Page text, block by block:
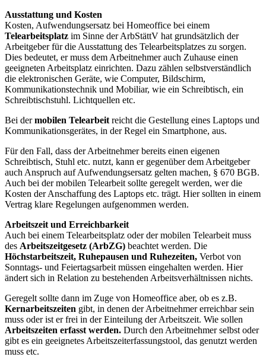
Ausstattung und Kosten
Kosten, Aufwendungsersatz bei Homeoffice bei einem
Telearbeitsplatz im Sinne der ArbStättV hat grundsätzlich der
Arbeitgeber für die Ausstattung des Telearbeitsplatzes zu sorgen.
Dies bedeutet, er muss dem Arbeitnehmer auch Zuhause einen
geeigneten Arbeitsplatz einrichten. Dazu zählen selbstverständlich
die elektronischen Geräte, wie Computer, Bildschirm,
Kommunikationstechnik und Mobiliar, wie ein Schreibtisch, ein
Schreibtischstuhl. Lichtquellen etc.
Bei dermobilen Telearbeit reicht die Gestellung eines Laptops und
Kommunikationsgerätes, in der Regel ein Smartphone, aus.
Für den Fall, dass der Arbeitnehmer bereits einen eigenen
Schreibtisch, Stuhl etc. nutzt, kann er gegenüber dem Arbeitgeber
auch Anspruch auf Aufwendungsersatz gelten machen, § 670 BGB.
Auch bei der mobilen Telearbeit sollte geregelt werden, wer die
Kosten der Anschaffung des Laptops etc. trägt. Hier sollten in einem
Vertrag klare Regelungen aufgenommen werden.
Arbeitszeit und Erreichbarkeit
Auch bei einem Telearbeitsplatz oder der mobilen Telearbeit muss
des Arbeitszeitgesetz (ArbZG) beachtet werden. Die
Höchstarbeitszeit, Ruhepausen und Ruhezeiten, Verbot von
Sonntags- und Feiertagsarbeit müssen eingehalten werden. Hier
ändert sich in Relation zu bestehenden Arbeitsverhältnissen nichts.
Geregelt sollte dann im Zuge von Homeoffice aber, ob es z.B.
Kernarbeitszeiten gibt, in denen der Arbeitnehmer erreichbar sein
muss oder ist er frei in der Einteilung der Arbeitszeit. Wie sollen
Arbeitszeiten erfasst werden. Durch den Arbeitnehmer selbst oder
gibt es ein geeignetes Arbeitszeiterfassungstool, das genutzt werden
muss etc.